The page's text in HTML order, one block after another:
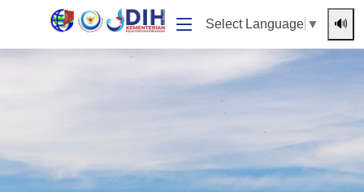
Select Language ▼ 🔊